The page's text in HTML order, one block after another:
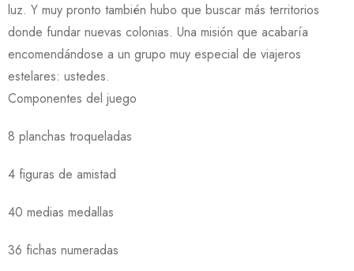
luz. Y muy pronto también hubo que buscar más territorios
donde fundar nuevas colonias. Una misión que acabaría
encomendándose a un grupo muy especial de viajeros
estelares: ustedes.
Componentes del juego
8 planchas troqueladas
4 figuras de amistad
40 medias medallas
36 fichas numeradas